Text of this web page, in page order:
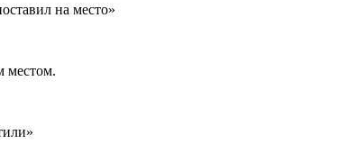
на место»
местом.